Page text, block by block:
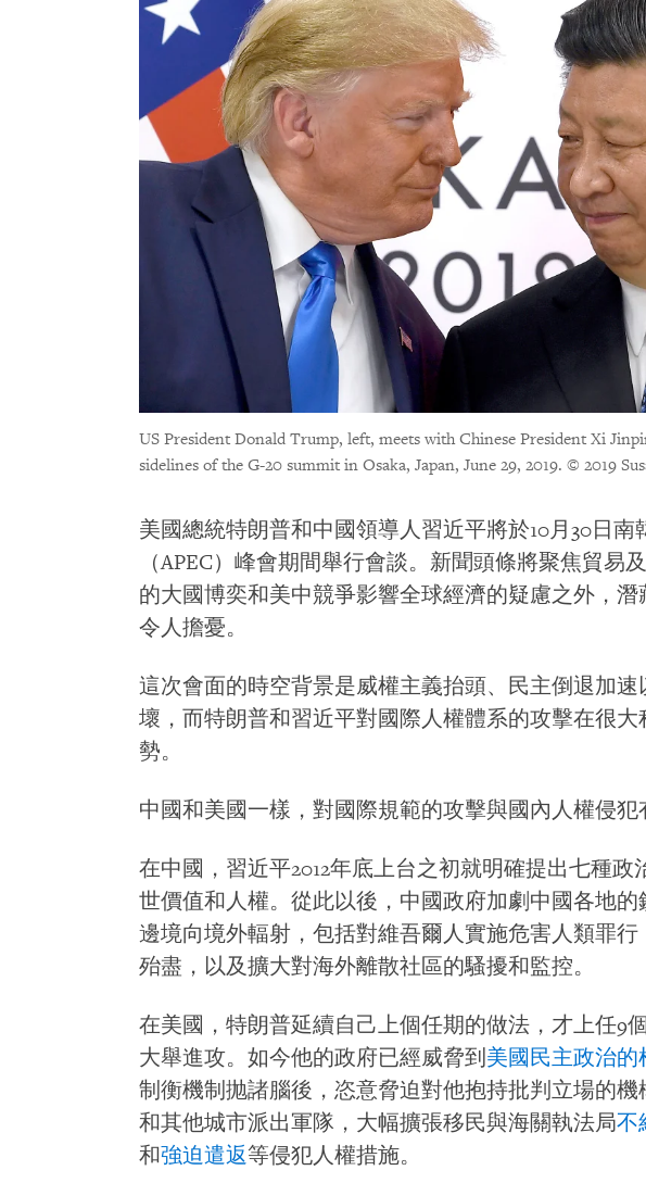
​US President Donald Trump, left, meets with Chinese President Xi
sidelines of the G-20 summit in Osaka, Japan, June 29, 2019. © 2019
美國總統特朗普和中國領導人習近平將於10月30日南
（APEC）峰會期間舉行會談。新聞頭條將聚焦貿易
的大國博奕和美中競爭影響全球經濟的疑慮之外，潛
令人擔憂。
這次會面的時空背景是威權主義抬頭、民主倒退加
壞，而特朗普和習近平對國際人權體系的攻擊在很大
勢。
中國和美國一樣，對國際規範的攻擊與國內人權侵犯
在中國，習近平2012年底上台之初就明確提出七種政
世價值和人權。從此以後，中國政府加劇中國各地的
邊境向境外輻射，包括對維吾爾人實施危害人類罪
殆盡，以及擴大對海外離散社區的騷擾和監控。
在美國，特朗普延續自己上個任期的做法，才上任9
大舉進攻。如今他的政府已經威脅到 美國民主政治的
制衡機制抛諸腦後，恣意脅迫對他抱持批判立場的
和其他城市派出軍隊，大幅擴張移民與海關執法局不
和強迫遣返等侵犯人權措施。